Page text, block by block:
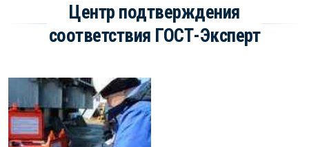
Центр подтверждения
соответствия ГОСТ-Эксперт